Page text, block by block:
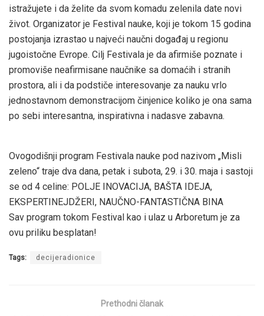
istražujete i da želite da svom komadu zelenila date novi
život. Organizator je Festival nauke, koji je tokom 15 godina
postojanja izrastao u najveći naučni događaj u regionu
jugoistočne Evrope. Cilj Festivala je da afirmiše poznate i
promoviše neafirmisane naučnike sa domaćih i stranih
prostora, ali i da podstiče interesovanje za nauku vrlo
jednostavnom demonstracijom činjenice koliko je ona sama
po sebi interesantna, inspirativna i nadasve zabavna.
Ovogodišnji program Festivala nauke pod nazivom „Misli
zeleno“ traje dva dana, petak i subota, 29. i 30. maja i sastoji
se od 4 celine: POLJE INOVACIJA, BAŠTA IDEJA,
EKSPERTINEJDŽERI, NAUČNO-FANTASTIČNA BINA
Sav program tokom Festival kao i ulaz u Arboretum je za
ovu priliku besplatan!
Tags: decijeradionice
Prethodni članak